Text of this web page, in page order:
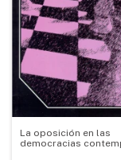
La oposición en las
democracias